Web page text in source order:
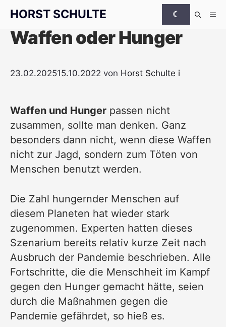
HORST SCHULTE ☾
Waffen oder Hunger
23.02.202515.10.2022 von Horst Schulte i
Waffen und Hunger passen nicht
zusammen, sollte man denken. Ganz
besonders dann nicht, wenn diese Waffen
nicht zur Jagd, sondern zum Töten von
Menschen benutzt werden.
Die Zahl hungernder Menschen auf
diesem Planeten hat wieder stark
zugenommen. Experten hatten dieses
Szenarium bereits relativ kurze Zeit nach
Ausbruch der Pandemie beschrieben. Alle
Fortschritte, die die Menschheit im Kampf
gegen den Hunger gemacht hätte, seien
durch die Maßnahmen gegen die
Pandemie gefährdet, so hieß es.